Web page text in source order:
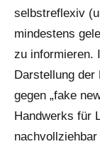
selbstreflexiv
mindestens
zu informieren.
Darstellung der
gegen „fake
Handwerks für